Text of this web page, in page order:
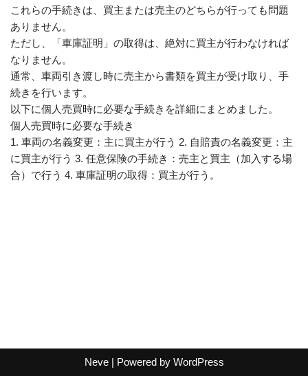
これらの手続きは、買主または売主のどちらが行っても問題
ありません。
ただし、「車庫証明」の取得は、絶対に買主が行わなければ
なりません。
通常、車両引き渡し時に売主から書類を買主が受け取り、手
続きを行います。
以下に個人売買時に必要な手続きを詳細にまとめました。
個人売買時に必要な手続き
1. 車両の名義変更：主に買主が行う 2. 自賠責の名義変更：主
に買主が行う 3. 任意保険の手続き：売主と買主（加入する場
合）で行う 4. 車庫証明の取得：買主が行う。
Neve| Powered by WordPress